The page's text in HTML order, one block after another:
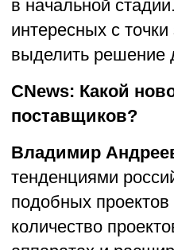
в начальной
интересных с
выделить решение
CNews: Какой
поставщиков?
Владимир
тенденциями
подобных
количество